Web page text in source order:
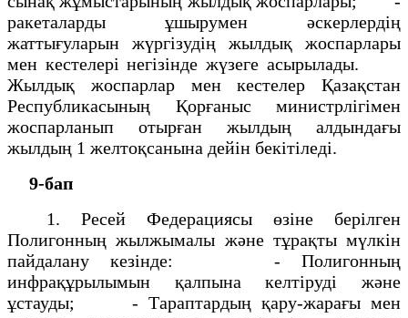
ракеталарды ұшырумен әскерлердің
жаттығуларын жүргізудің жылдық жоспарлары
мен кестелері негізінде жүзеге асырылады.
Жылдық жоспарлар мен кестелер Қазақстан
Республикасының Қорғаныс министрлігімен
жоспарланып отырған жылдың алдындағы
жылдың 1 желтоқсанына дейін бекітіледі.
9-бап
1. Ресей Федерациясы өзіне берілген
Полигонның жылжымалы және тұрақты мүлкін
пайдалану кезінде: - Полигонның
инфрақұрылымын қалпына келтіруді және
ұстауды; - Тараптардың қару-жарағы мен